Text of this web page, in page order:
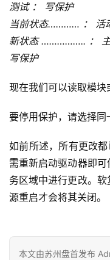
测试 ： 写保护
当前状态………… ： 活
新状态 …………….. ：
写保护
现在我们可以读取模块
要停用保护，请选择同
如前所述，所有更改
需重新启动驱动器即
务区域中进行更改。
源重启才会将其关闭。
本文由苏州盘首发布